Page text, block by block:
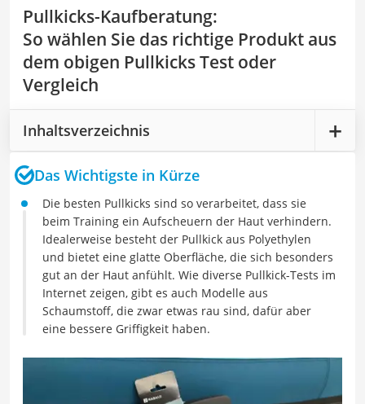
Pullkicks-Kaufberatung:
So wählen Sie das richtige Produkt aus
dem obigen Pullkicks Test oder
Vergleich
Inhaltsverzeichnis
Das Wichtigste in Kürze
Die besten Pullkicks sind so verarbeitet, dass sie
beim Training ein Aufscheuern der Haut verhindern.
Idealerweise besteht der Pullkick aus Polyethylen
und bietet eine glatte Oberfläche, die sich besonders
gut an der Haut anfühlt. Wie diverse Pullkick-Tests im
Internet zeigen, gibt es auch Modelle aus
Schaumstoff, die zwar etwas rau sind, dafür aber
eine bessere Griffigkeit haben.